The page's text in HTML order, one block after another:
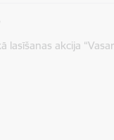
lasīšanas akcija